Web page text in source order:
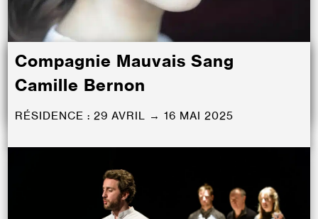
Compagnie Mauvais Sang
Camille Bernon
RÉSIDENCE : 29 AVRIL → 16 MAI 2025